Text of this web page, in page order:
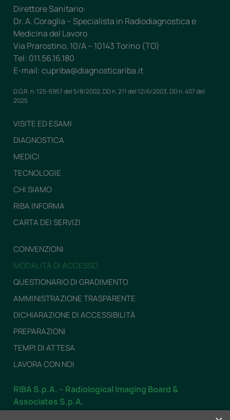
Direttore Sanitario:
Dr. A. Coraglia – Specialista in Radiodiagnostica e
Medicina del Lavoro
Via Prarostino, 10/A – 10143 Torino (TO)
Tel: 011.56.16.180
E-mail: cupriba@diagnosticariba.it
D.G.R. n. 125-6957 del 5/8/2002, DD n. 211 del 12/6/2003, DD n. 407 del
2025
VISITE ED ESAMI
DIAGNOSTICA
MEDICI
TECNOLOGIE
CHI SIAMO
RIBA INFORMA
CARTA DEI SERVIZI
CONVENZIONI
MODALITÀ DI ACCESSO
QUESTIONARIO DI GRADIMENTO
AMMINISTRAZIONE TRASPARENTE
DICHIARAZIONE DI ACCESSIBILITÀ
PREPARAZIONI
TEMPI DI ATTESA
LAVORA CON NOI
RIBA S.p.A. – Radiological Imaging Board &
Associates S.p.A.